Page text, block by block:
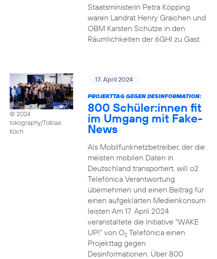
Staatsministerin Petra Köpping
waren Landrat Henry Graichen und
OBM Karsten Schütze in den
Räumlichkeiten der 6GHI zu Gast.
© 2024
tokography/Tobias
Koch
17. April 2024
PROJEKTTAG GEGEN DESINFORMATION:
800 Schüler:innen fit
im Umgang mit Fake-
News
Als Mobilfunknetzbetreiber, der die
meisten mobilen Daten in
Deutschland transportiert, will o2
Telefónica Verantwortung
übernehmen und einen Beitrag für
einen aufgeklärten Medienkonsum
leisten Am 17. April 2024
veranstaltete die Initiative “WAKE
UP!” von O2Telefónica einen
Projekttag gegen
Desinformationen. Über 800